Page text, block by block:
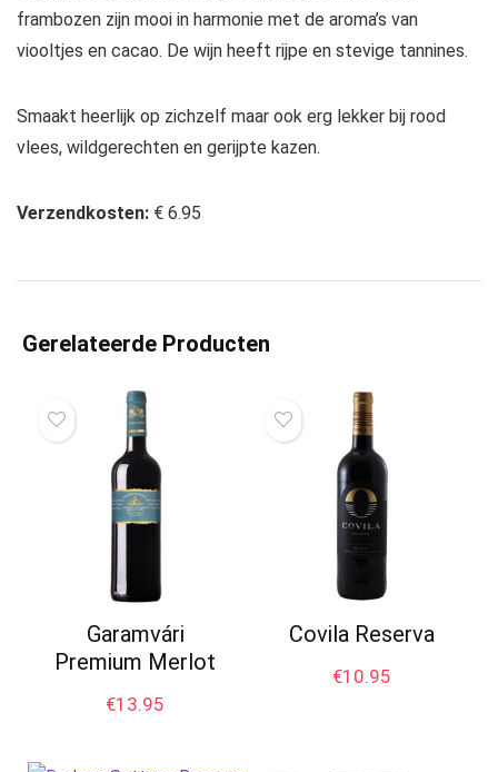
frambozen zijn mooi in harmonie met de aroma’s van
viooltjes en cacao. De wijn heeft rijpe en stevige tannines.
Smaakt heerlijk op zichzelf maar ook erg lekker bij rood
vlees, wildgerechten en gerijpte kazen.
Verzendkosten: € 6.95
Gerelateerde Producten
Garamvári
Premium Merlot
€13.95
Covila Reserva
€10.95